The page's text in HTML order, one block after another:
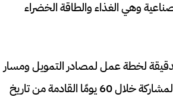
وهي الغذاء والطاقة الخضراء
لخطة عمل لمصادر التمويل ومسار
الشبكة والمحاذاة والتصميم والتخطيط وتخصيص العمل بين البلدان المشاركة خلال 60 يومًا القادمة من تاريخ